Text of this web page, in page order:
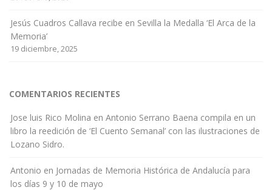
Jesús Cuadros Callava recibe en Sevilla la Medalla ‘El Arca de la
Memoria’
19 diciembre, 2025
COMENTARIOS RECIENTES
Jose luis Rico Molina en Antonio Serrano Baena compila en un
libro la reedición de ‘El Cuento Semanal’ con las ilustraciones de
Lozano Sidro.
Antonio en Jornadas de Memoria Histórica de Andalucía para
los días 9 y 10 de mayo